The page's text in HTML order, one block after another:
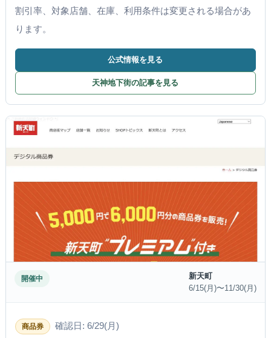
割引率、対象店舗、在庫、利用条件は変更される場合があ
ります。
公式情報を見る
天神地下街の記事を見る
開催中
新天町
6/15(月)〜11/30(月)
商品券 確認日: 6/29(月)